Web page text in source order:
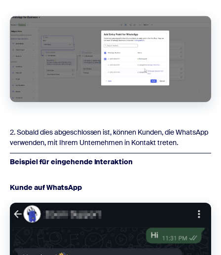
2. Sobald dies abgeschlossen ist, können Kunden, die WhatsApp
verwenden, mit Ihrem Unternehmen in Kontakt treten.
Beispiel für eingehende Interaktion
Kunde auf WhatsApp